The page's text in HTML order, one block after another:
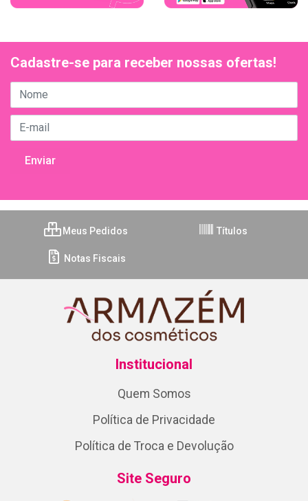
Cadastre-se para receber nossas ofertas!
Meus Pedidos Títulos
Notas Fiscais
Institucional
Quem Somos
Política de Privacidade
Política de Troca e Devolução
Site Seguro